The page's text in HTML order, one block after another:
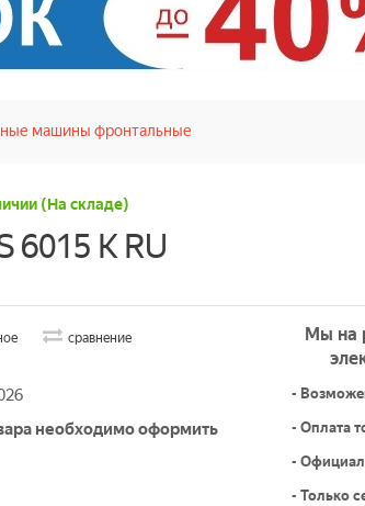
машины фронтальные
(На складе)
6015 K RU
сравнение
необходимо оформить
Мы на
-
- Оплата
-
- Только